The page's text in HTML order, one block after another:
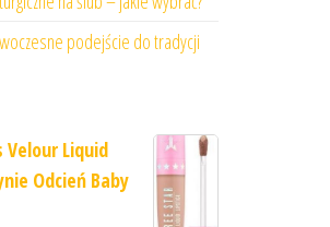
podejście do tradycji
Velour Liquid
Odcień Baby